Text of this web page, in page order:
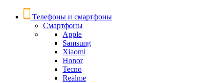
Телефоны и смартфоны
Смартфоны
Apple
Samsung
Xiaomi
Honor
Tecno
Realme